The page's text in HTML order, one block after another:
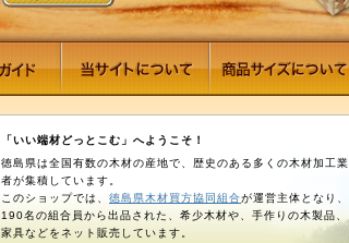
「いい端材どっとこむ」へようこそ！
徳島県は全国有数の木材の産地で、歴史のある多くの木材加工業
者が集積しています。
このショップでは、 徳島県木材買方協同組合が運営主体となり、
190名の組合員から出品された、希少木材や、手作りの木製品、
家具などをネット販売しています。